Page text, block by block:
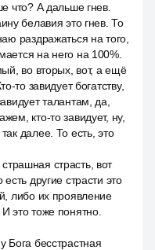
что? А дальше гнев.
белавия это гнев. То
раздражаться на того,
на него на 100%.
во вторых, вот, а ещё
то завидует богатству,
талантам, да,
кто-то завидует, ну,
далее. То есть, это
страсть, вот
другие страсти это
либо их проявление
это тоже понятно.
бесстрастная